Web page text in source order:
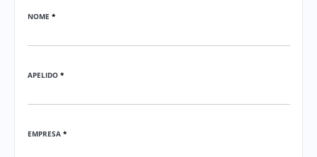
NOME *
APELIDO *
EMPRESA *